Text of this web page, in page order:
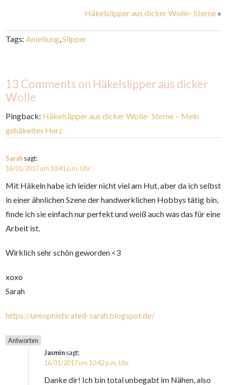
Häkelslipper aus dicker Wolle- Sterne»
Tags: Anleitung ,Slipper
13 Comments on Häkelslipper aus dicker
Wolle
Pingback: Häkelslipper aus dicker Wolle- Sterne – Mein
gehäkeltes Herz
Sarahsagt:
16/01/2017 um 10:41 p.m. Uhr
Mit Häkeln habe ich leider nicht viel am Hut, aber da ich selbst
in einer ähnlichen Szene der handwerklichen Hobbys tätig bin,
finde ich sie einfach nur perfekt und weiß auch was das für eine
Arbeit ist.
Wirklich sehr schön geworden <3
xoxo
Sarah
https://unsophisticated-sarah.blogspot.de/
Antworten
Jasminsagt:
16/01/2017 um 10:42 p.m. Uhr
Danke dir! Ich bin total unbegabt im Nähen, also